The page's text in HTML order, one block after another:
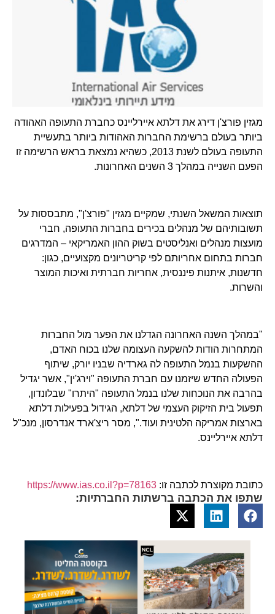
מגזין פורצ'ן דירג את דלתא איירליינס כחברת התעופה האהודה
ביותר בעולם ברשימת החברות האהודות ביותר בתעשיית
התעופה בעולם לשנת 2013, כשהיא נמצאת בראש הרשימה זו
הפעם השנייה במהלך 3 השנים האחרונות.
תוצאות המשאל השנתי, שמקיים מגזין "פורצ'ן", מתבססות על
תשובותיהם של מנהלים בכירים בחברות התעופה, חברי
מועצות מנהלים ואנליסטים בשוק ההון האמריקאי – המדרגים
חברות בתחום אחריותם לפי קריטריונים מקצועיים, כגון:
חדשנות, איתנות פיננסית, אחריות חברתית ואיכות המוצר
והשרות.
"במהלך השנה האחרונה הגדלנו את הפער מול החברות
המתחרות הודות להשקעה העצומה שלנו בכוח האדם,
ההשקעות בנמל התעופה לה גארדיה שבניו יורק, שיתוף
הפעולה החדש שיזמנו עם חברת התעופה "וירג'ין", אשר יגדיל
בהרבה את הנוכחות שלנו בנמל התעופה "היתרו" שבלונדון,
תפעול בית הזיקוק העצמי של דלתא, הגידול בפעילות דלתא
בארצות אמריקה הלטינית ועוד.", מסר ריצ'ארד אנדרסון, מנכ"ל
דלתא איירליינס.
כתובת מקוצרת לכתבה זו: https://www.ias.co.il?p=78163
שתפו את הכתבה ברשתות החברתיות: